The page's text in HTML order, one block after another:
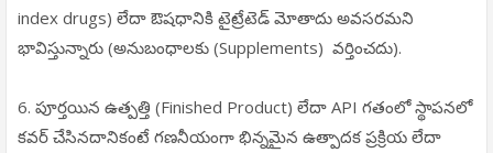
index drugs) లేదా ఔషధానికి టైట్రేటెడ్ మోతాదు అవసరమని
భావిస్తున్నారు (అనుబంధాలకు (Supplements) వర్తించదు).
6. పూర్తయిన ఉత్పత్తి (Finished Product) లేదా API గతంలో స్థాపనలో
కవర్ చేసినదానికంటే గణనీయంగా భిన్నమైన ఉత్పాదక ప్రక్రియ లేదా